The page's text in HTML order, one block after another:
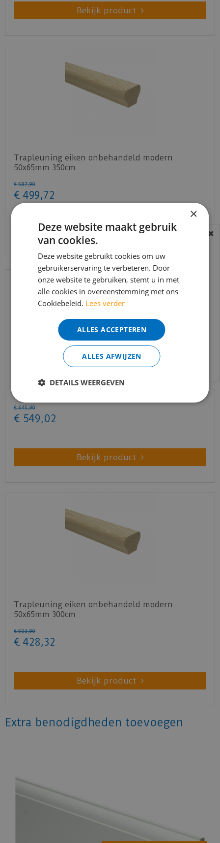
Bekijk product
Trapleuning eiken onbehandeld modern
50x65mm 350cm
€ 587,90
€ 499,72
Bekijk product
Trapleuning eik onbehandeld sleutelgat
€ 645,90
€ 549,02
Bekijk product
Trapleuning eiken onbehandeld modern
50x65mm 300cm
€ 503,90
€ 428,32
Bekijk product
Extra benodigdheden toevoegen
BEREIKBAARHEID
In verband met de vakantie periode zijn wij
t/m 14 augustus telefonisch helaas niet
bereikbaar.
Bestelling worden uiteraard verwerkt
echter iets minder snel dan wat je van ons
gewend bent.
Voor vragen kan je ons bereiken via
info@merkvloerenwinkel.nl
×
Deze website maakt gebruik
van cookies.
Deze website gebruikt cookies om uw
gebruikerservaring te verbeteren. Door
onze website te gebruiken, stemt u in met
alle cookies in overeenstemming met ons
Cookiebeleid. Lees verder
ALLES ACCEPTEREN
ALLES AFWIJZEN
DETAILS WEERGEVEN